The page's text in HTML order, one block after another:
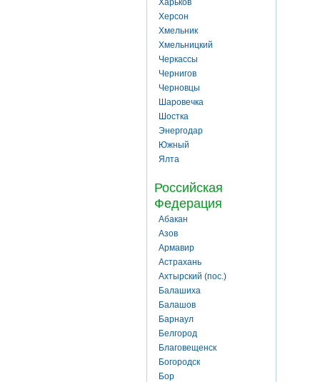
Харьков
Херсон
Хмельник
Хмельницкий
Черкассы
Чернигов
Черновцы
Шаровечка
Шостка
Энергодар
Южный
Ялта
Российская
Федерация
Абакан
Азов
Армавир
Астрахань
Ахтырский (пос.)
Балашиха
Балашов
Барнаул
Белгород
Благовещенск
Богородск
Бор